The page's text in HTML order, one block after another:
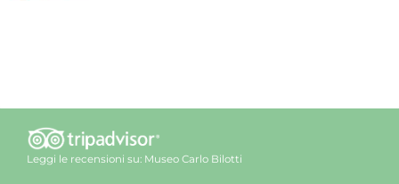
Leggi le recensioni su: Museo Carlo Bilotti